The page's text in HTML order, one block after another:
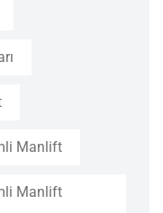
Manlift
Manlift